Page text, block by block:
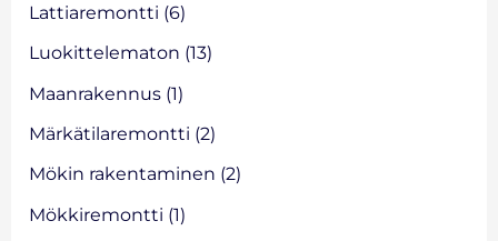
Lattiaremontti (6)
Luokittelematon (13)
Maanrakennus (1)
Märkätilaremontti (2)
Mökin rakentaminen (2)
Mökkiremontti (1)